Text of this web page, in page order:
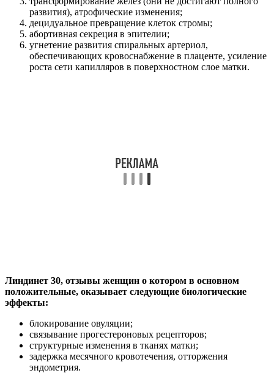
развития), атрофические изменения;
децидуальное превращение клеток стромы;
абортивная секреция в эпителии;
угнетение развития спиральных артериол,
обеспечивающих кровоснабжение в плаценте, усиление
роста сети капилляров в поверхностном слое матки.
Линдинет 30, отзывы женщин о котором в основном
положительные, оказывает следующие биологические
эффекты:
блокирование овуляции;
связывание прогестероновых рецепторов;
структурные изменения в тканях матки;
задержка месячного кровотечения, отторжения
эндометрия.